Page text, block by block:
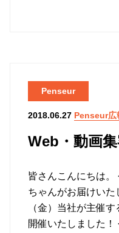
Web・動画
Penseur
2018.06.27 Penseur広
皆さんこんにちは
ちゃんがお届けいた
（金）当社が主催
開催いたしました